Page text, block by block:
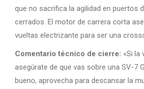
que no sacrifica la agilidad en puertos
cerrados. El motor de carrera corta
vueltas electrizante para ser una
Comentario técnico de cierre: «Si la
asegúrate de que vas sobre una SV-7
bueno, aprovecha para descansar la